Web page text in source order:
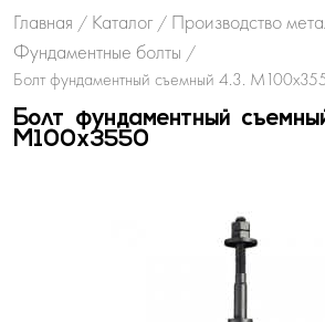
Главная / Каталог / Производство
Фундаментные болты /
Болт фундаментный съемный 4.3.
Болт фундаментный
М100х3550